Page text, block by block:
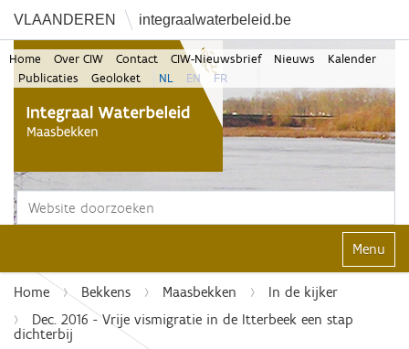
VLAANDEREN integraalwaterbeleid.be
Zoek
Home Over CIW Contact CIW-Nieuwsbrief Nieuws
Kalender
Publicaties
Geoloket NL EN FR
Klap
Home Bekkens Maasbekken
In de kijker
Dec. 2016 - Vrije vismigratie in de Itterbeek een stap
dichterbij